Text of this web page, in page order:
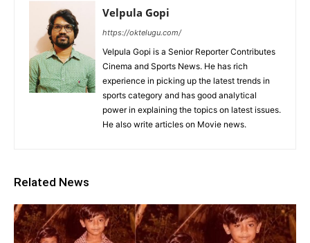
Velpula Gopi
https://oktelugu.com/
Velpula Gopi is a Senior Reporter Contributes
Cinema and Sports News. He has rich
experience in picking up the latest trends in
sports category and has good analytical
power in explaining the topics on latest issues.
He also write articles on Movie news.
Related News